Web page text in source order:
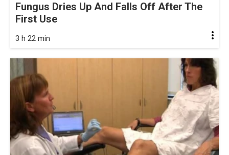
Fungus Dries Up And Falls Off After The
First Use
3 h 22 min